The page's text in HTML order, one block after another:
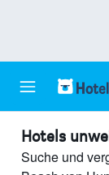
Hotels
Suche und